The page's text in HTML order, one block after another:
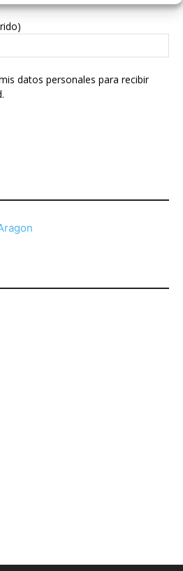
datos personales para recibir